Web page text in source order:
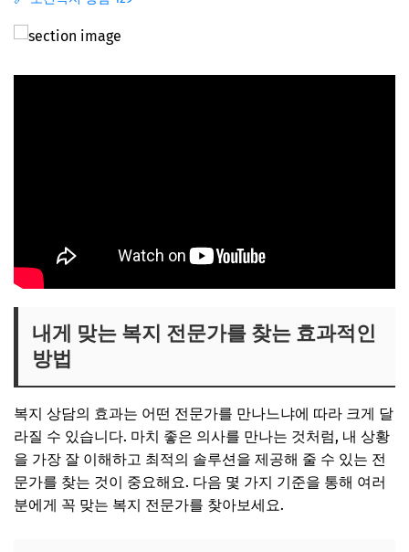
내게 맞는 복지 전문가를 찾는 효과적인
방법
복지 상담의 효과는 어떤 전문가를 만나느냐에 따라 크게 달
라질 수 있습니다. 마치 좋은 의사를 만나는 것처럼, 내 상황
을 가장 잘 이해하고 최적의 솔루션을 제공해 줄 수 있는 전
문가를 찾는 것이 중요해요. 다음 몇 가지 기준을 통해 여러
분에게 꼭 맞는 복지 전문가를 찾아보세요.